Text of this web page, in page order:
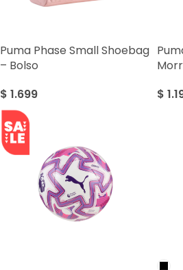
Puma Phase Small Shoebag
– Bolso
$ 1.699
$